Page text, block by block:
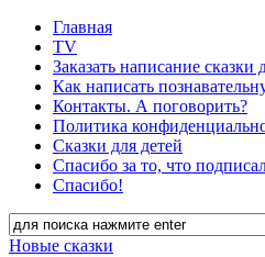
Главная
TV
Заказать написание сказки
Как написать
Контакты. А поговорить?
Политика
Сказки для детей
Спасибо за то, что
Спасибо!
Новые сказки